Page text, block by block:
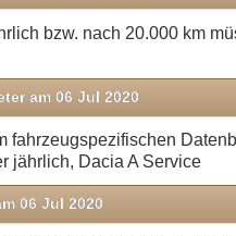
bzw. nach 20.000 km
am 06 Jul 2020
fahrzeugspezifischen
jährlich, Dacia A Service
06 Jul 2020